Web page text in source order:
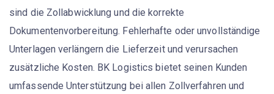
sind die Zollabwicklung und die korrekte
Dokumentenvorbereitung. Fehlerhafte oder unvollständige
Unterlagen verlängern die Lieferzeit und verursachen
zusätzliche Kosten. BK Logistics bietet seinen Kunden
umfassende Unterstützung bei allen Zollverfahren und